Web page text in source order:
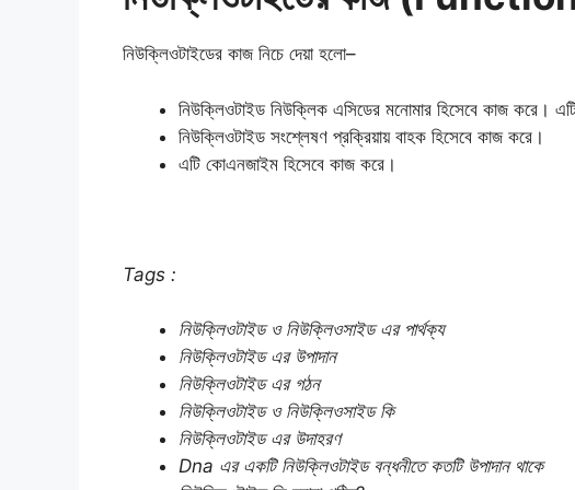
নিউক্লিওটাইডের কাজ নিচে দেয়া হলো–
নিউক্লিওটাইড নিউক্লিক এসিডের মনোমার হিসেবে কাজ করে।
নিউক্লিওটাইড সংশ্লেষণ প্রক্রিয়ায় বাহক হিসেবে কাজ করে।
এটি কোএনজাইম হিসেবে কাজ করে।
Tags :
নিউক্লিওটাইড ও নিউক্লিওসাইড এর পার্থক্য
নিউক্লিওটাইড এর উপাদান
নিউক্লিওটাইড এর গঠন
নিউক্লিওটাইড ও নিউক্লিওসাইড কি
নিউক্লিওটাইড এর উদাহরণ
Dna এর একটি নিউক্লিওটাইড বন্ধনীতে কতটি উপাদান থাকে